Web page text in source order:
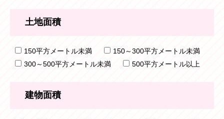
土地面積
150平方メートル未満
150～300平方メートル未満
300～500平方メートル未満
500平方メートル以上
建物面積